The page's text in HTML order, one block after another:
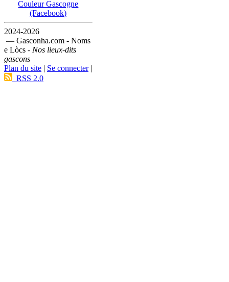
Couleur Gascogne
(Facebook)
2024-2026
— Gasconha.com - Noms
e Lòcs - Nos lieux-dits
gascons
Plan du site | Se connecter|
RSS 2.0